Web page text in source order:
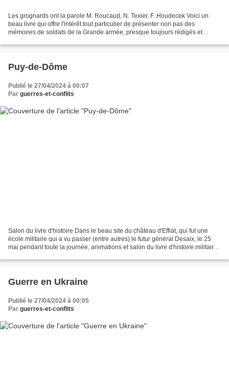
Les grognards ont la parole M. Roucaud, N. Texier, F. Houdecek Voici un
beau livre qui offre l'intérêt tout particulier de présenter non pas des
mémoires de soldats de la Grande armée, presque toujours rédigés et
Puy-de-Dôme
Publié le 27/04/2024 à 00:07
Par guerres-et-conflits
Salon du livre d'histoire Dans le beau site du château d'Effiat, qui fut une
école militaire qui a vu passer (entre autres) le futur général Desaix, le 25
mai pendant toute la journée, animations et salon du livre d'histoire militaire.
Guerre en Ukraine
Publié le 27/04/2024 à 00:05
Par guerres-et-conflits